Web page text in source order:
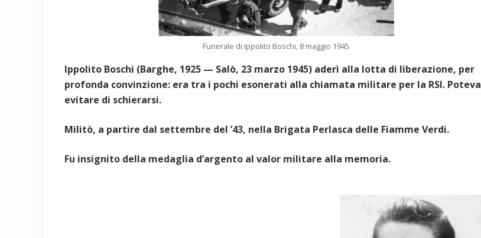
Funerale di Ippolito Boschi, 8 maggio 1945
Ippolito Boschi (Barghe, 1925 — Salò, 23 marzo 1945) aderì alla lotta di liberazione, per
profonda convinzione: era tra i pochi esonerati alla chiamata militare per la RSI. Poteva
evitare di schierarsi.
Militò, a partire dal settembre del ’43, nella Brigata Perlasca delle Fiamme Verdi.
Fu insignito della medaglia d’argento al valor militare alla memoria.